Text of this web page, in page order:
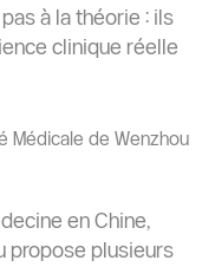
à la théorie : ils
clinique réelle
Médicale de Wenzhou
en Chine,
propose plusieurs